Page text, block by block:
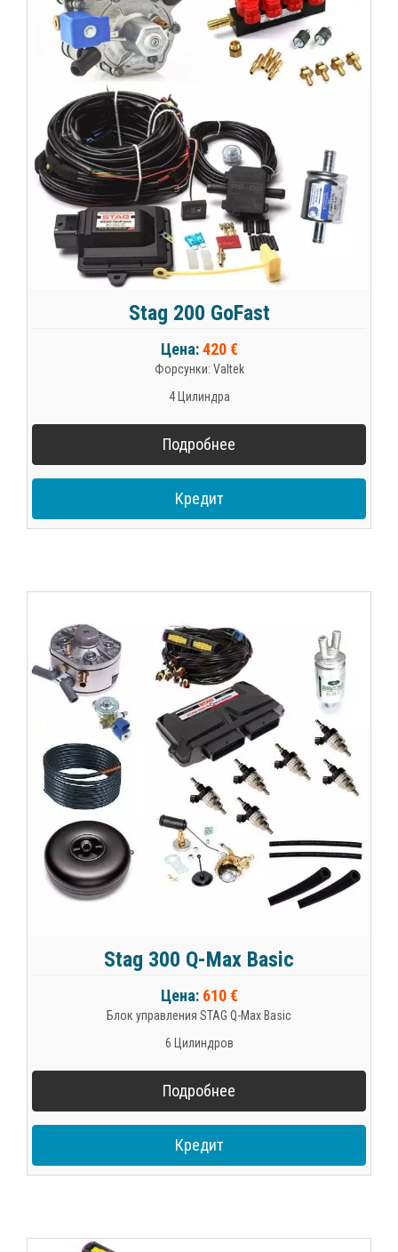
Stag 200 GoFast
Цена:420 €
Форсунки: Valtek
4 Цилиндра
Подробнее
Кредит
Stag 300 Q-Max Basic
Цена: 610 €
Блок управления STAG Q-Max Basic
6 Цилиндров
Подробнее
Кредит